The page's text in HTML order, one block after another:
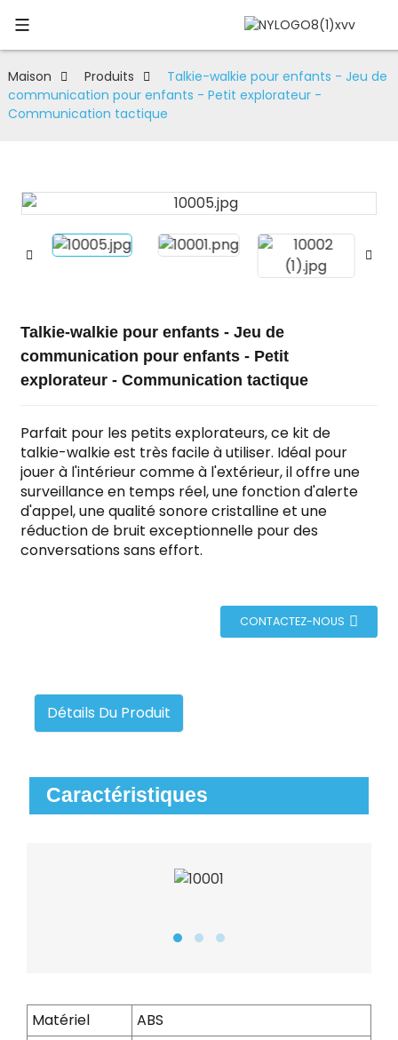
Maison Produits
Talkie-walkie pour enfants - Jeu de
communication pour enfants - Petit explorateur -
Communication tactique
Talkie-walkie pour enfants - Jeu de
communication pour enfants - Petit
explorateur - Communication tactique
Parfait pour les petits explorateurs, ce kit de
talkie-walkie est très facile à utiliser. Idéal pour
jouer à l'intérieur comme à l'extérieur, il offre une
surveillance en temps réel, une fonction d'alerte
d'appel, une qualité sonore cristalline et une
réduction de bruit exceptionnelle pour des
conversations sans effort.
CONTACTEZ-NOUS
Détails Du Produit
Caractéristiques
Matériel
ABS